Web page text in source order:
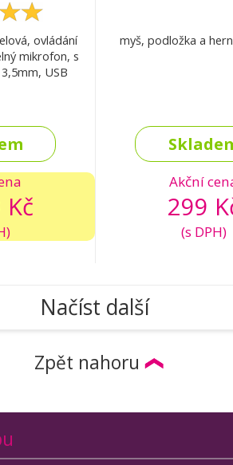
ovládání
mikrofon, s
USB
myš, podložka a
Akční
299
(s DPH)
Načíst další
Zpět nahoru